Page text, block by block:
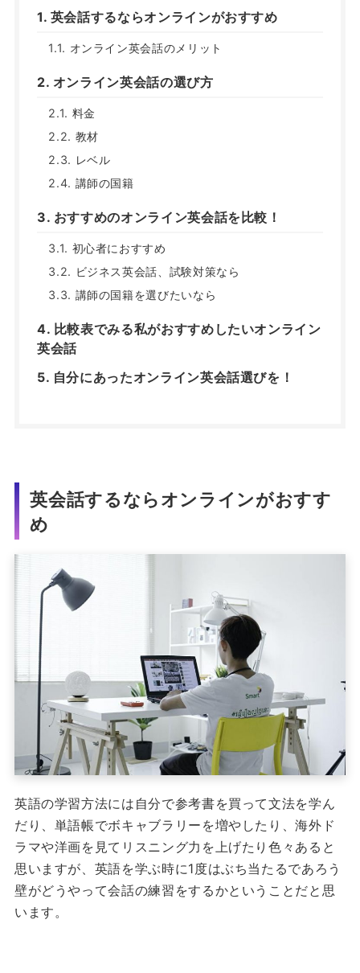
英会話するならオンラインがおすすめ
オンライン英会話のメリット
オンライン英会話の選び方
料金
教材
レベル
講師の国籍
おすすめのオンライン英会話を比較！
初心者におすすめ
ビジネス英会話、試験対策なら
講師の国籍を選びたいなら
比較表でみる私がおすすめしたいオンライン
英会話
自分にあったオンライン英会話選びを！
英会話するならオンラインがおすす
め
英語の学習方法には自分で参考書を買って文法を学ん
だり、単語帳でボキャブラリーを増やしたり、海外ド
ラマや洋画を見てリスニング力を上げたり色々あると
思いますが、 英語を学ぶ時に1度はぶち当たるであろう
壁がどうやって会話の練習をするかということだと思
います。